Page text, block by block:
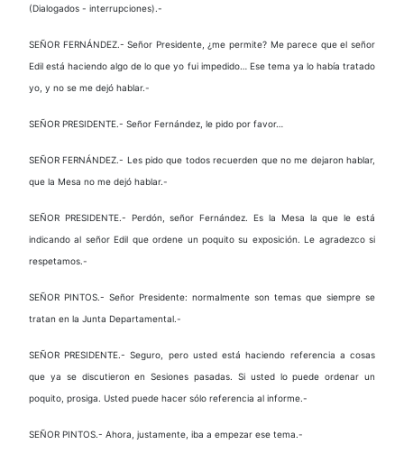
(Dialogados - interrupciones).-
SEÑOR FERNÁNDEZ.- Señor Presidente, ¿me permite? Me parece que el señor
Edil está haciendo algo de lo que yo fui impedido… Ese tema ya lo había tratado
yo, y no se me dejó hablar.-
SEÑOR PRESIDENTE.- Señor Fernández, le pido por favor…
SEÑOR FERNÁNDEZ.- Les pido que todos recuerden que no me dejaron hablar,
que la Mesa no me dejó hablar.-
SEÑOR PRESIDENTE.- Perdón, señor Fernández. Es la Mesa la que le está
indicando al señor Edil que ordene un poquito su exposición. Le agradezco si
respetamos.-
SEÑOR PINTOS.- Señor Presidente: normalmente son temas que siempre se
tratan en la Junta Departamental.-
SEÑOR PRESIDENTE.- Seguro, pero usted está haciendo referencia a cosas
que ya se discutieron en Sesiones pasadas. Si usted lo puede ordenar un
poquito, prosiga. Usted puede hacer sólo referencia al informe.-
SEÑOR PINTOS.- Ahora, justamente, iba a empezar ese tema.-